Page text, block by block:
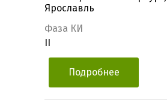
Ярославль
Фаза КИ
Подробнее